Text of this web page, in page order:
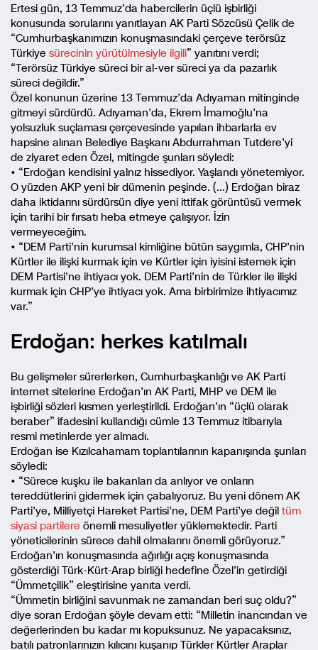
Ertesi gün, 13 Temmuz’da habercilerin üçlü işbirliği
konusunda sorularını yanıtlayan AK Parti Sözcüsü Çelik de
“Cumhurbaşkanımızın konuşmasındaki çerçeve terörsüz
Türkiye sürecinin yürütülmesiyle ilgili” yanıtını verdi;
“Terörsüz Türkiye süreci bir al-ver süreci ya da pazarlık
süreci değildir.”
Özel konunun üzerine 13 Temmuz’da Adıyaman mitinginde
gitmeyi sürdürdü. Adıyaman’da, Ekrem İmamoğlu’na
yolsuzluk suçlaması çerçevesinde yapılan ihbarlarla ev
hapsine alınan Belediye Başkanı Abdurrahman Tutdere’yi
de ziyaret eden Özel, mitingde şunları söyledi:
• “Erdoğan kendisini yalnız hissediyor. Yaşlandı yönetemiyor.
O yüzden AKP yeni bir dümenin peşinde. (…) Erdoğan biraz
daha iktidarını sürdürsün diye yeni ittifak görüntüsü vermek
için tarihi bir fırsatı heba etmeye çalışıyor. İzin
vermeyeceğim.
• “DEM Parti’nin kurumsal kimliğine bütün saygımla, CHP’nin
Kürtler ile ilişki kurmak için ve Kürtler için iyisini istemek için
DEM Partisi’ne ihtiyacı yok. DEM Parti’nin de Türkler ile ilişki
kurmak için CHP’ye ihtiyacı yok. Ama birbirimize ihtiyacımız
var.”
Erdoğan: herkes katılmalı
Bu gelişmeler sürerlerken, Cumhurbaşkanlığı ve AK Parti
internet sitelerine Erdoğan’ın AK Parti, MHP ve DEM ile
işbirliği sözleri kısmen yerleştirildi. Erdoğan’ın “üçlü olarak
beraber” ifadesini kullandığı cümle 13 Temmuz itibarıyla
resmi metinlerde yer almadı.
Erdoğan ise Kızılcahamam toplantılarının kapanışında şunları
söyledi:
• “Sürece kuşku ile bakanları da anlıyor ve onların
tereddütlerini gidermek için çabalıyoruz. Bu yeni dönem AK
Parti’ye, Milliyetçi Hareket Partisi’ne, DEM Parti’ye değil tüm
siyasi partilere önemli mesuliyetler yüklemektedir. Parti
yöneticilerinin sürece dahil olmalarını önemli görüyoruz.”
Erdoğan’ın konuşmasında ağırlığı açış konuşmasında
gösterdiği Türk-Kürt-Arap birliği hedefine Özel’in getirdiği
“Ümmetçilik” eleştirisine yanıta verdi.
“Ümmetin birliğini savunmak ne zamandan beri suç oldu?”
diye soran Erdoğan şöyle devam etti: “Milletin inancından ve
değerlerinden bu kadar mı kopuksunuz. Ne yapacaksınız,
batılı patronlarınızın kılıcını kuşanıp Türkler Kürtler Araplar